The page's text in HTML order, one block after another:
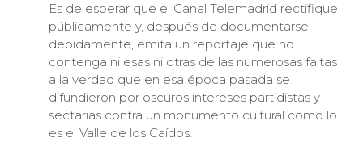
Es de esperar que el Canal Telemadrid rectifique
públicamente y, después de documentarse
debidamente, emita un reportaje que no
contenga ni esas ni otras de las numerosas faltas
a la verdad que en esa época pasada se
difundieron por oscuros intereses partidistas y
sectarias contra un monumento cultural como lo
es el Valle de los Caídos.